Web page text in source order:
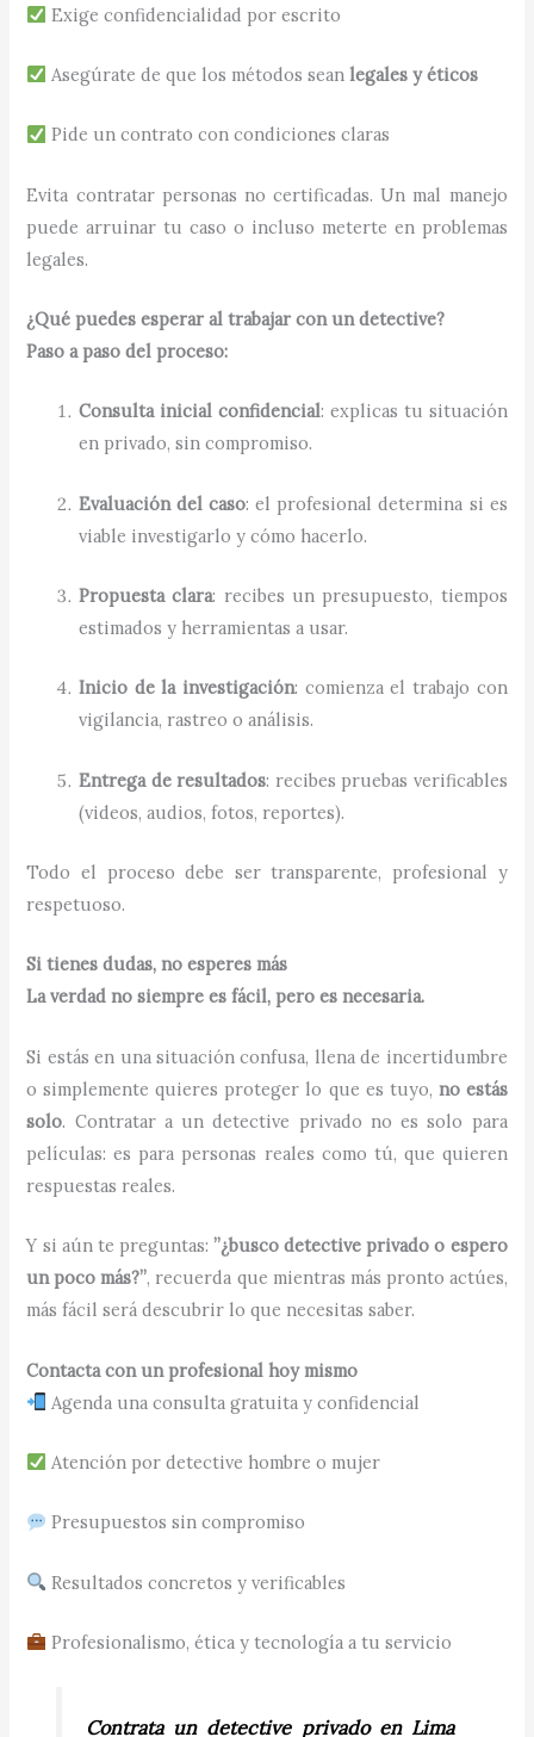
Exige confidencialidad por escrito
Asegúrate de que los métodos seanlegales y éticos
Pide un contrato con condiciones claras
Evita contratar personas no certificadas. Un mal manejo
puede arruinar tu caso o incluso meterte en problemas
legales.
¿Qué puedes esperar al trabajar con un detective?
Paso a paso del proceso:
Consulta inicial confidencial: explicas tu situación
en privado, sin compromiso.
Evaluación del caso: el profesional determina si es
viable investigarlo y cómo hacerlo.
Propuesta clara: recibes un presupuesto, tiempos
estimados y herramientas a usar.
Inicio de la investigación: comienza el trabajo con
vigilancia, rastreo o análisis.
Entrega de resultados: recibes pruebas verificables
(videos, audios, fotos, reportes).
Todo el proceso debe ser transparente, profesional y
respetuoso.
Si tienes dudas, no esperes más
La verdad no siempre es fácil, pero es necesaria.
Si estás en una situación confusa, llena de incertidumbre
o simplemente quieres proteger lo que es tuyo, no estás
solo. Contratar a un detective privado no es solo para
películas: es para personas reales como tú, que quieren
respuestas reales.
Y si aún te preguntas:”¿busco detective privado o espero
un poco más?”, recuerda que mientras más pronto actúes,
más fácil será descubrir lo que necesitas saber.
Contacta con un profesional hoy mismo
Agenda una consulta gratuita y confidencial
Atención por detective hombre o mujer
Presupuestos sin compromiso
Resultados concretos y verificables
Profesionalismo, ética y tecnología a tu servicio
Contrata un detective privado en Lima